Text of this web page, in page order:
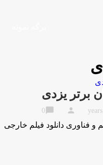
برتر یزدی
person
chat_bubble